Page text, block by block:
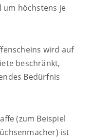
um höchstens je
wird auf
beschränkt,
Bedürfnis
(zum Beispiel
ist